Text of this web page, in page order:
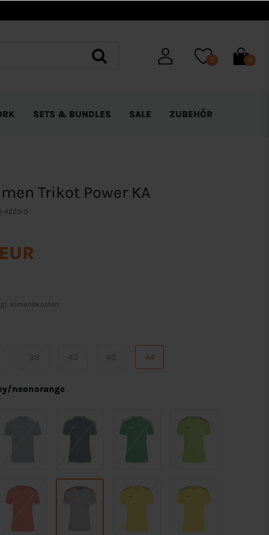
0 0
SETS & BUNDLES SALE ZUBEHÖR
Trikot Power KA
4223-D
Versandkosten
38 40 42 44
neonorange